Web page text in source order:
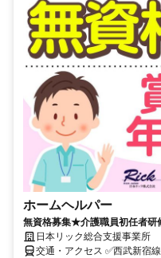
ホームヘルパー
無資格募集★介護職員初任者研
日本リック総合支援事業所
交通・アクセス ✅西武新宿